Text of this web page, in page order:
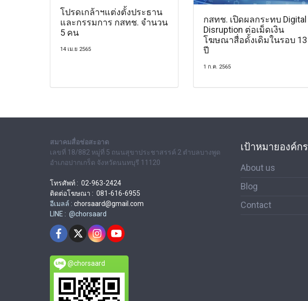
โปรดเกล้าฯ​แต่งตั้ง​ประธาน
และกรรมการ​ กสทช. จำนวน
5 คน
14 เม.ย 2565
กสทช. เปิดผลกระทบ Digital
Disruption ต่อเม็ดเงิน
โฆษณาสื่อดั้งเดิมในรอบ 13
ปี
1 ก.ค. 2565
สมาคมสื่อช่อสะอาด
เลขที่ 18/882 หมู่ที่ 5 ถนนสุขาประชาสรรค์ 2 ตำบลบางพูด
อำเภอปากเกร็ด จังหวัดนนทบุรี 11120
โทรศัพท์ : 02-963-2424
ติดต่อโฆษณา : 081-616-6955
อีเมลล์ : chorsaard@gmail.com
LINE : @chorsaard
@chorsaard
เป้าหมายองค์กร
About us
Blog
Contact